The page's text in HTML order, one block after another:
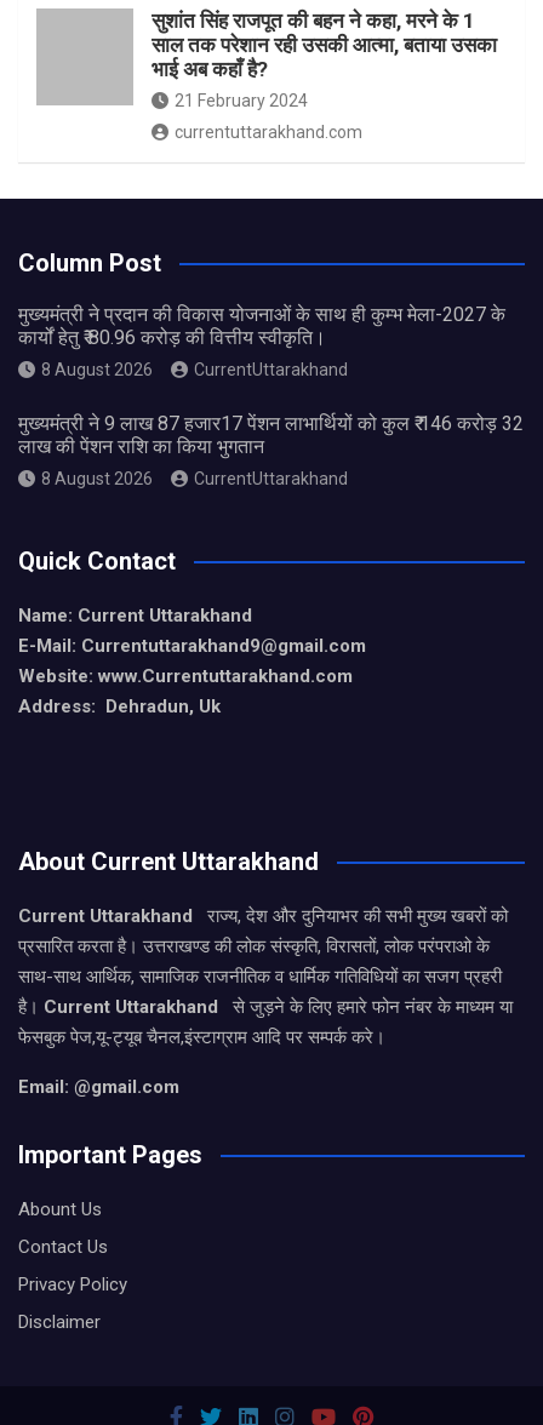
सुशांत सिंह राजपूत की बहन ने कहा, मरने के 1
साल तक परेशान रही उसकी आत्मा, बताया उसका
भाई अब कहाँ है?
21 February 2024
currentuttarakhand.com
Column Post
मुख्यमंत्री ने प्रदान की विकास योजनाओं के साथ ही कुम्भ मेला-2027 के
कार्यों हेतु ₹ 80.96 करोड़ की वित्तीय स्वीकृति।
8 August 2026 CurrentUttarakhand
मुख्यमंत्री ने 9 लाख 87 हजार17 पेंशन लाभार्थियों को कुल ₹ 146 करोड़ 32
लाख की पेंशन राशि का किया भुगतान
8 August 2026 CurrentUttarakhand
Quick Contact
Name: Current Uttarakhand
E-Mail: Currentuttarakhand9@gmail.com
Website: www.Currentuttarakhand.com
Address: Dehradun, Uk
About Current Uttarakhand
Current Uttarakhand
राज्य, देश और दुनियाभर की सभी मुख्य खबरों को
प्रसारित करता है। उत्तराखण्ड की लोक संस्कृति, विरासतों, लोक परंपराओ के
साथ-साथ आर्थिक, सामाजिक राजनीतिक व धार्मिक गतिविधियों का सजग प्रहरी
है। Current Uttarakhand
से जुड़ने के लिए हमारे फोन नंबर के माध्यम या
फेसबुक पेज,यू-ट्यूब चैनल,इंस्टाग्राम आदि पर सम्पर्क करे।
Email: @gmail.com
Important Pages
Abount Us
Contact Us
Privacy Policy
Disclaimer